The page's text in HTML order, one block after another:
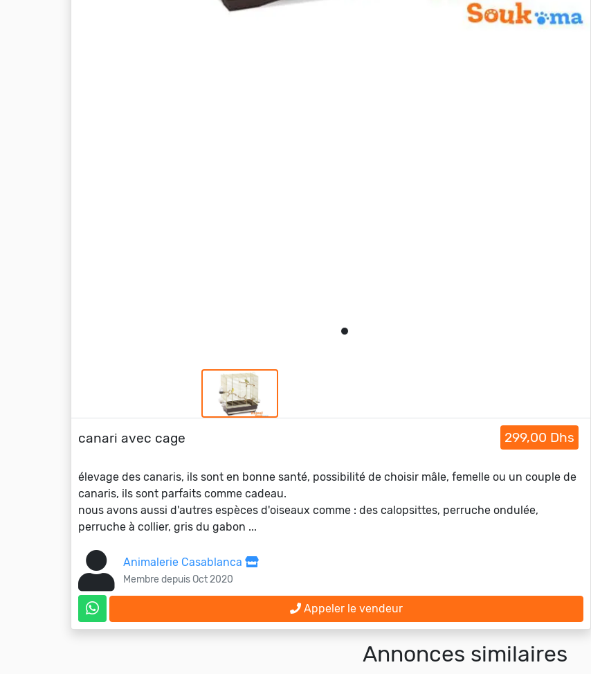
299,00 Dhs
canari avec cage
élevage des canaris, ils sont en bonne santé, possibilité de choisir mâle, femelle ou un couple de
canaris, ils sont parfaits comme cadeau.
nous avons aussi d'autres espèces d'oiseaux comme : des calopsittes, perruche ondulée,
perruche à collier, gris du gabon ...
Animalerie Casablanca
Membre depuis Oct 2020
Appeler le vendeur
Annonces similaires